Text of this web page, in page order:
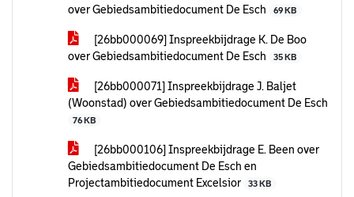
over Gebiedsambitiedocument De Esch
69 KB
[26bb000069] Inspreekbijdrage K. De Boo
over Gebiedsambitiedocument De Esch
35 KB
[26bb000071] Inspreekbijdrage J. Baljet
(Woonstad) over Gebiedsambitiedocument De Esch
76 KB
[26bb000106] Inspreekbijdrage E. Been over
Gebiedsambitiedocument De Esch en
Projectambitiedocument Excelsior
33 KB